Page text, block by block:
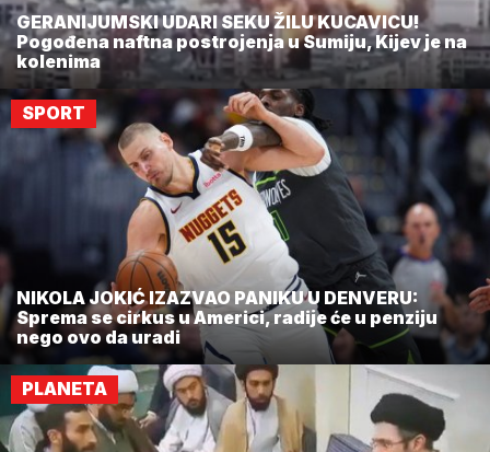
GERANIJUMSKI UDARI SEKU ŽILU KUCAVICU!
Pogođena naftna postrojenja u Sumiju, Kijev je na
kolenima
SPORT
NIKOLA JOKIĆ IZAZVAO PANIKU U DENVERU:
Sprema se cirkus u Americi, radije će u penziju
nego ovo da uradi
PLANETA